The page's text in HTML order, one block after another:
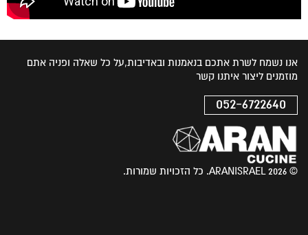
אנו נשמח לשרת אתכם בנאמנות ובאדיבות,על כל שאלה ופניה אתם
מוזמנים ליצור איתנו קשר
052-6722640
© 2026 ARANISRAEL. כל הזכויות שמורות.